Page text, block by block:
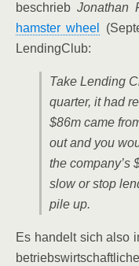
beschrieb Jona­than
hams­ter wheel
LendingClub:
Take Len­ding
quar­ter, it had
$86m came
out and you
the company’s
slow or stop
pile up.
Es han­delt sich also